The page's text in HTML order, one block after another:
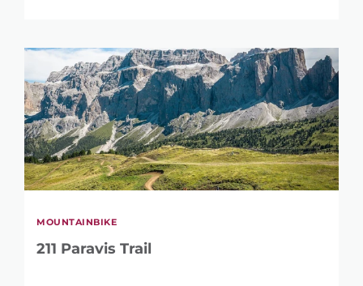
MOUNTAINBIKE
211 Paravis Trail